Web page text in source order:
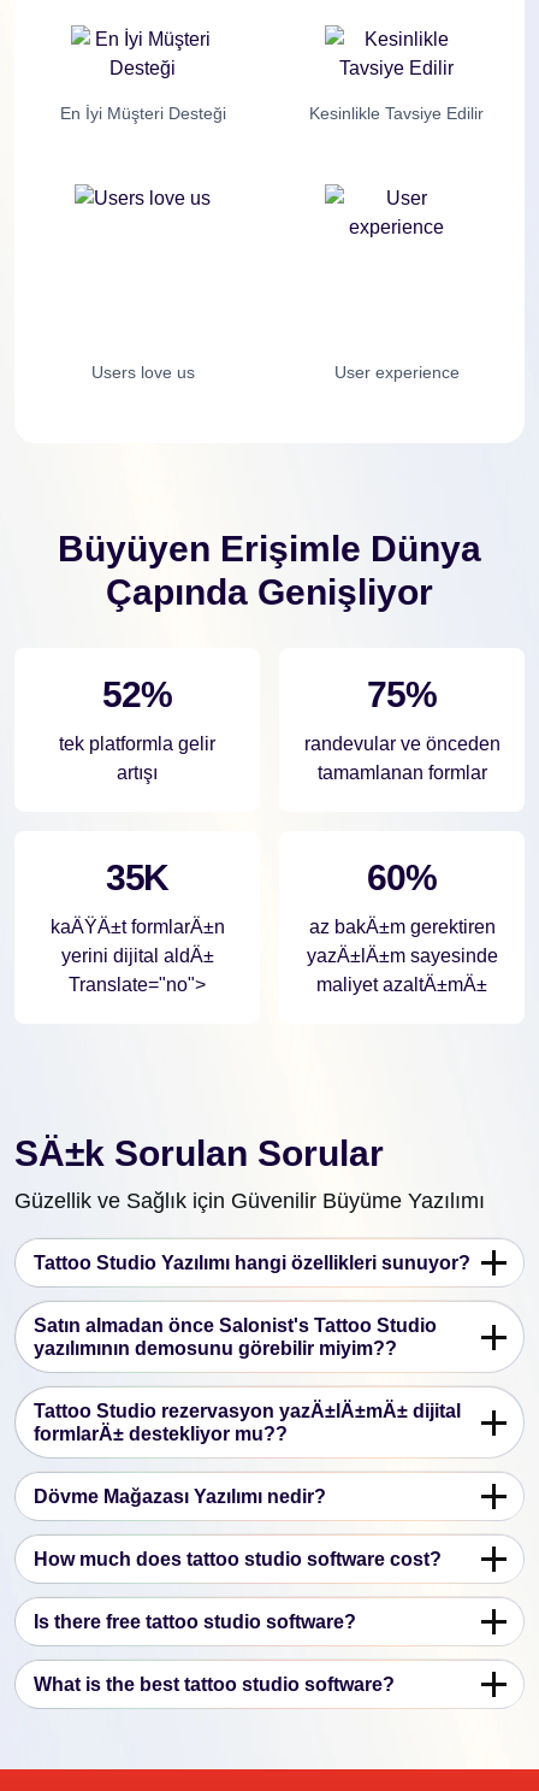
En İyi Müşteri Desteği Kesinlikle Tavsiye Edilir
Users love us User experience
Büyüyen Erişimle Dünya
Çapında Genişliyor
52%
tek platformla gelir
artışı
75%
randevular ve önceden
tamamlanan formlar
35K
kaÄŸÄ±t formlarÄ±n
yerini dijital aldÄ±
Translate="no">
60%
az bakÄ±m gerektiren
yazÄ±lÄ±m sayesinde
maliyet azaltÄ±mÄ±
SÄ±k Sorulan Sorular
Güzellik ve Sağlık için Güvenilir Büyüme Yazılımı
Tattoo Studio Yazılımı hangi özellikleri sunuyor?
Satın almadan önce Salonist's Tattoo Studio
yazılımının demosunu görebilir miyim??
Tattoo Studio rezervasyon yazÄ±lÄ±mÄ± dijital
formlarÄ± destekliyor mu??
Dövme Mağazası Yazılımı nedir?
How much does tattoo studio software cost?
Is there free tattoo studio software?
What is the best tattoo studio software?